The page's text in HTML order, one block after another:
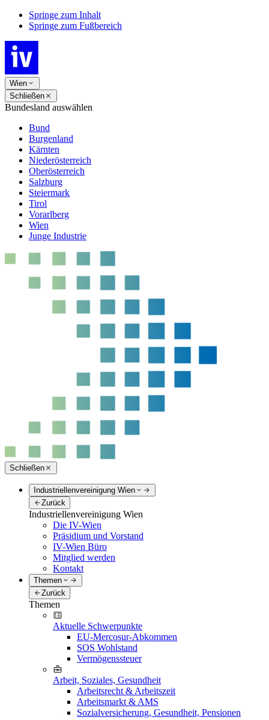
Springe zum Inhalt
Springe zum Fußbereich
Wien
Schließen
Bundesland auswählen
Bund
Burgenland
Kärnten
Niederösterreich
Oberösterreich
Salzburg
Steiermark
Tirol
Vorarlberg
Wien
Junge Industrie
Schließen
Industriellenvereinigung Wien
Zurück
Industriellenvereinigung Wien
Die IV-Wien
Präsidium und Vorstand
IV-Wien Büro
Mitglied werden
Kontakt
Themen
Zurück
Themen
Aktuelle Schwerpunkte
EU-Mercosur-Abkommen
SOS Wohlstand
Vermögenssteuer
Arbeit, Soziales, Gesundheit
Arbeitsrecht & Arbeitszeit
Arbeitsmarkt & AMS
Sozialversicherung, Gesundheit, Pensionen